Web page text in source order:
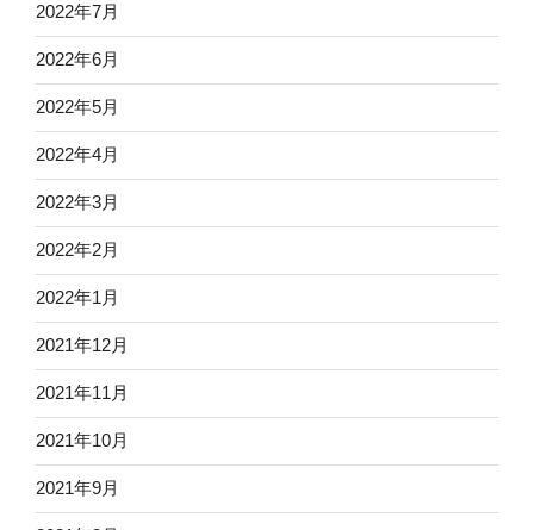
ま
し
た。”
の
2022年7月
2022年6月
2022年5月
2022年4月
2022年3月
2022年2月
2022年1月
2021年12月
2021年11月
2021年10月
2021年9月